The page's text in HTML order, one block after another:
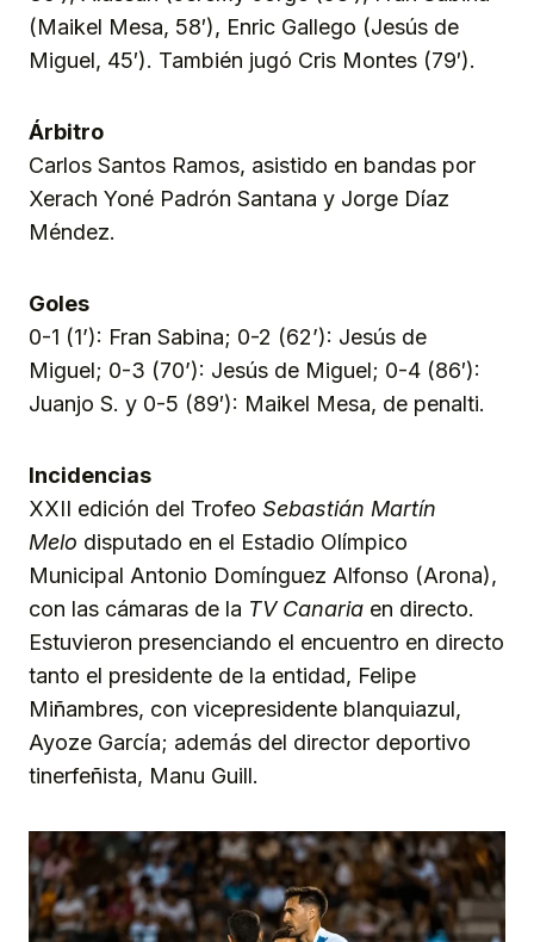
(Maikel Mesa, 58′), Enric Gallego (Jesús de
Miguel, 45′). También jugó Cris Montes (79′).
Árbitro
Carlos Santos Ramos, asistido en bandas por
Xerach Yoné Padrón Santana y Jorge Díaz
Méndez.
Goles
0-1 (1’): Fran Sabina; 0-2 (62’): Jesús de
Miguel; 0-3 (70’): Jesús de Miguel; 0-4 (86′):
Juanjo S. y 0-5 (89′): Maikel Mesa, de penalti.
Incidencias
XXII edición del Trofeo Sebastián Martín
Melo disputado en el Estadio Olímpico
Municipal Antonio Domínguez Alfonso (Arona),
con las cámaras de la TV Canaria en directo.
Estuvieron presenciando el encuentro en directo
tanto el presidente de la entidad, Felipe
Miñambres, con vicepresidente blanquiazul,
Ayoze García; además del director deportivo
tinerfeñista, Manu Guill.